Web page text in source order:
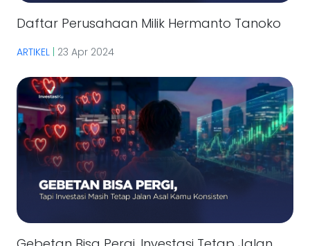
Daftar Perusahaan Milik Hermanto Tanoko
ARTIKEL 23 Apr 2024